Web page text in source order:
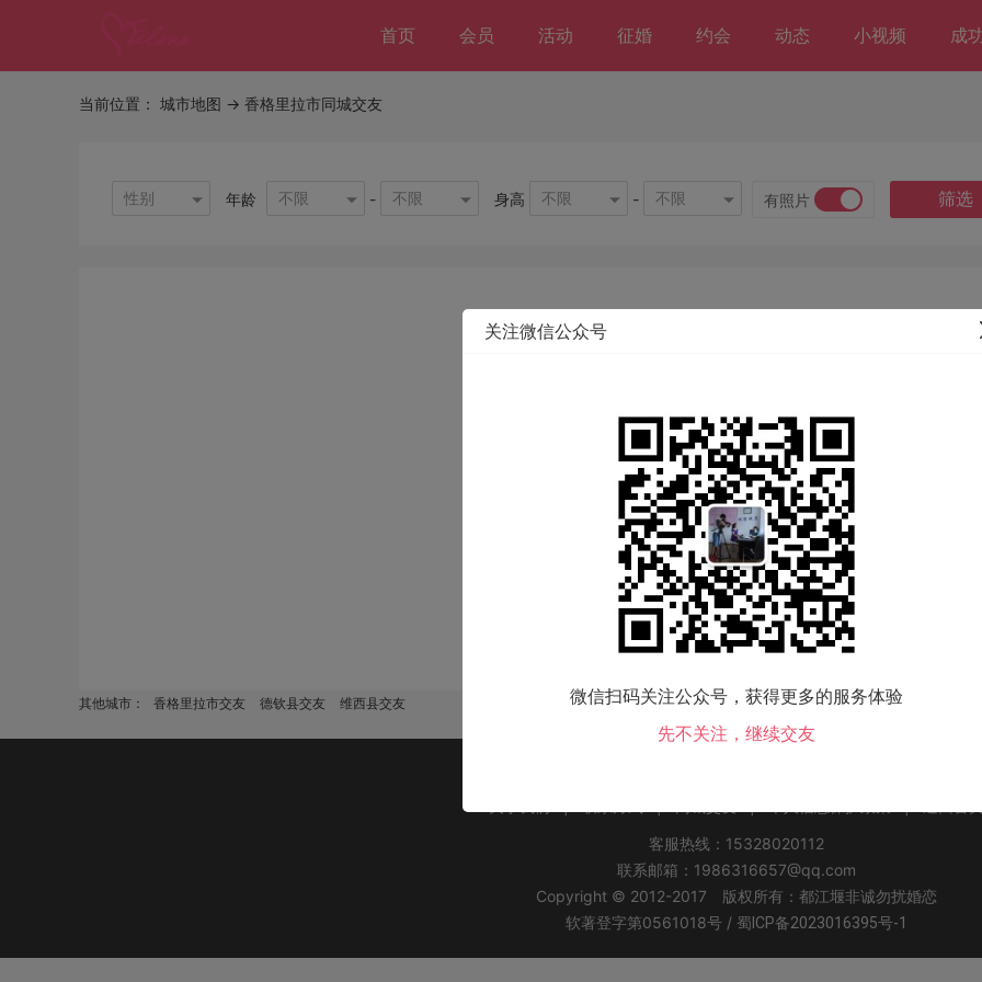
首页 会员 活动 征婚 约会 动态 小视频 成
当前位置： 城市地图 -> 香格里拉市同城交友
性别 年龄 不限 - 不限 身高 不限 - 不限 有照片 筛选
该地区没有会员，换个城市试试！
其他城市： 香格里拉市交友 德钦县交友 维西县交友
客服热线：15328020112
联系邮箱：1986316657@qq.com
Copyright © 2012-2017 版权所有：都江堰非诚勿扰婚恋
软著登字第0561018号 / 蜀ICP备2023016395号-1
关注微信公众号
微信扫码关注公众号，获得更多的服务体验
先不关注，继续交友